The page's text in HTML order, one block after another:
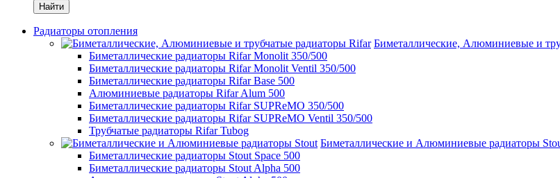
Найти
Радиаторы отопления
Биметаллические, Алюминиевые и
Биметаллические радиаторы Rifar Monolit 350/500
Биметаллические радиаторы Rifar Monolit Ventil 350/500
Биметаллические радиаторы Rifar Base 500
Алюминиевые радиаторы Rifar Alum 500
Биметаллические радиаторы Rifar SUPReMO 350/500
Биметаллические радиаторы Rifar SUPReMO Ventil 350/500
Трубчатые радиаторы Rifar Tubog
Биметаллические и Алюминиевые радиаторы
Биметаллические радиаторы Stout Space 500
Биметаллические радиаторы Stout Alpha 500